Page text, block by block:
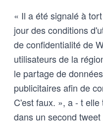
« Il a été signalé à
jour des conditions
de confidentialité de
utilisateurs de la
le partage de
publicitaires afin de
C'est faux. », a - t
dans un second